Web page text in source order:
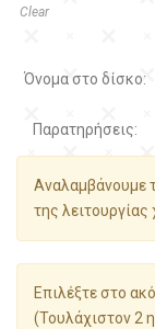
Clear
Όνομα στο δίσκο:
Παρατηρήσεις:
Αναλαμβάνουμε
της
Επιλέξτε στο
(Τουλάχιστον 2